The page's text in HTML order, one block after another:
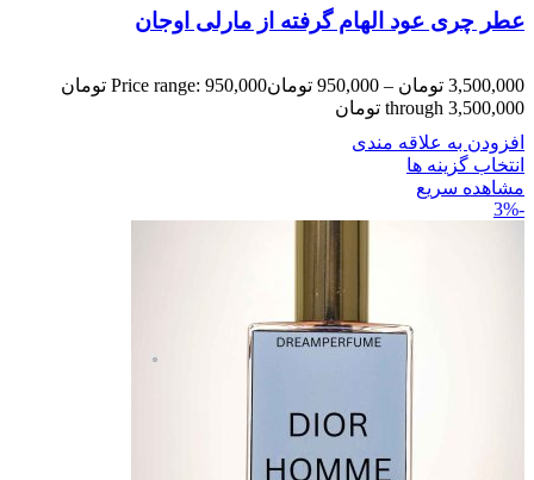
عطر چری عود الهام گرفته از مارلی اوجان
3,500,000 تومان –
950,000 تومان
Price range: 950,000 تومان
through 3,500,000 تومان
افزودن به علاقه مندی
انتخاب گزینه ها
مشاهده سریع
-3%